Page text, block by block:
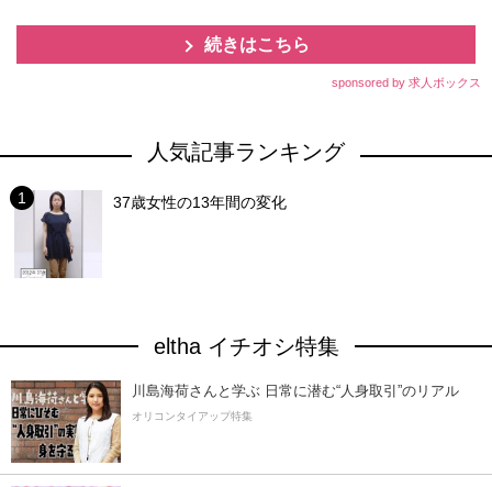
続きはこちら
sponsored by 求人ボックス
人気記事ランキング
37歳女性の13年間の変化
eltha イチオシ特集
川島海荷さんと学ぶ 日常に潜む“人身取引”のリアル
オリコンタイアップ特集